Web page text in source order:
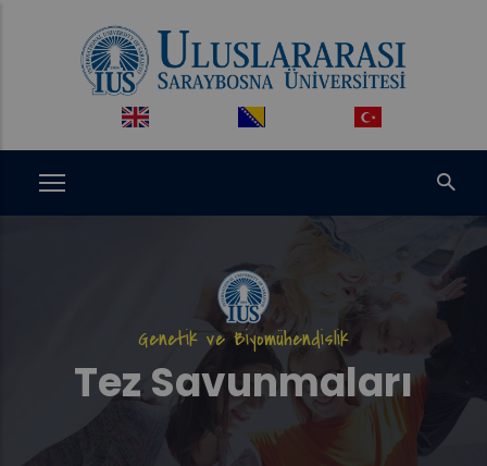
Genetik ve Biyomühendislik
Tez Savunmaları